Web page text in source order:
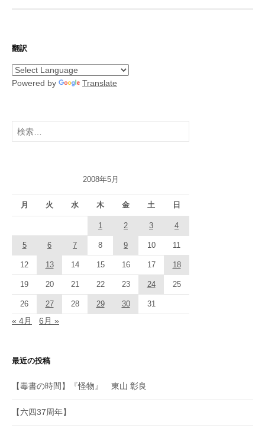
翻訳
Powered by Translate
検
索:
2008年5月
月 火 水 木 金 土 日
1 2 3 4
5 6 7 8 9 10 11
12 13 14 15 16 17 18
19 20 21 22 23 24 25
26 27 28 29 30 31
« 4月 6月 »
最近の投稿
【毒書の時間】『怪物』 東山 彰良
【六四37周年】